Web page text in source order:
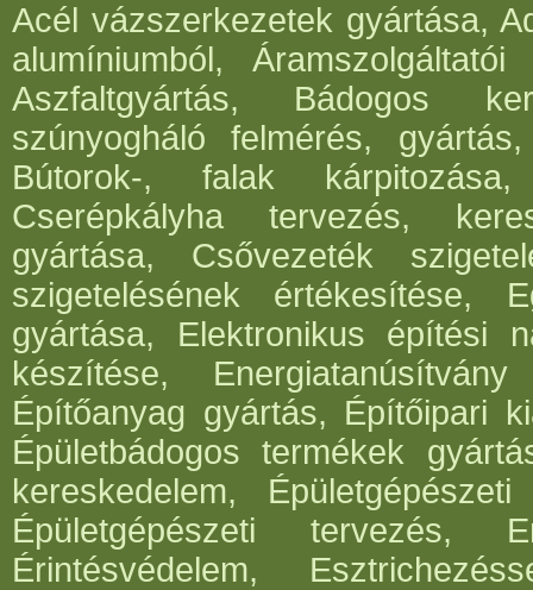
Acél vázszerkezetek gyártása,
alumíniumból,
Aszfaltgyártás, Bádogos
szúnyogháló felmérés,
Bútorok-, falak
Cserépkályha tervezés,
gyártása, Csővezeték
szigetelésének értékesítése,
gyártása, Elektronikus építési
készítése,
Építőanyag gyártás, Építőipari
Épületbádogos termékek
kereskedelem,
Épületgépészeti tervezés,
Érintésvédelem,